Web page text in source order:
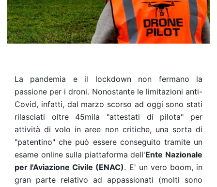
La pandemia e il lockdown non fermano la
passione per i droni. Nonostante le limitazioni anti-
Covid, infatti, dal marzo scorso ad oggi sono stati
rilasciati oltre 45mila "attestati di pilota" per
attività di volo in aree non critiche, una sorta di
"patentino" che può essere conseguito tramite un
esame online sulla piattaforma dell'Ente Nazionale
per l'Aviazione Civile (ENAC). E' un vero boom, in
gran parte relativo ad appassionati (molti sono